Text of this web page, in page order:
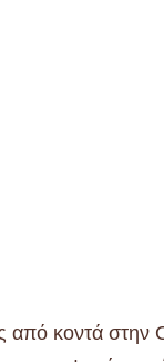
από κοντά